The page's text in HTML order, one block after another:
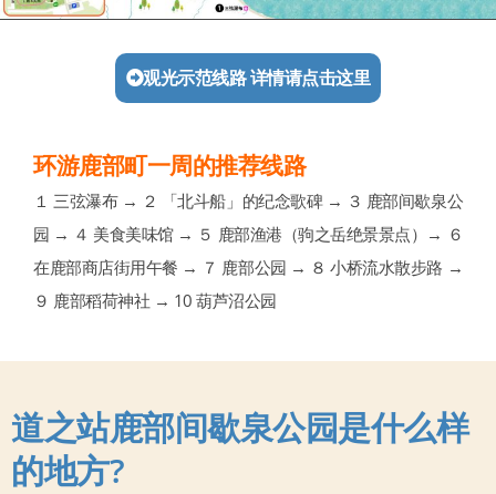
观光示范线路 详情请点击这里
环游鹿部町一周的推荐线路
１ 三弦瀑布 → ２ 「北斗船」的纪念歌碑 → ３ 鹿部间歇泉公
园 → ４ 美食美味馆 → ５ 鹿部渔港（驹之岳绝景景点）→ ６
在鹿部商店街用午餐 → ７ 鹿部公园 → ８ 小桥流水散步路 →
９ 鹿部稻荷神社 → 10 葫芦沼公园
道之站鹿部间歇泉公园是什么样
的地方?